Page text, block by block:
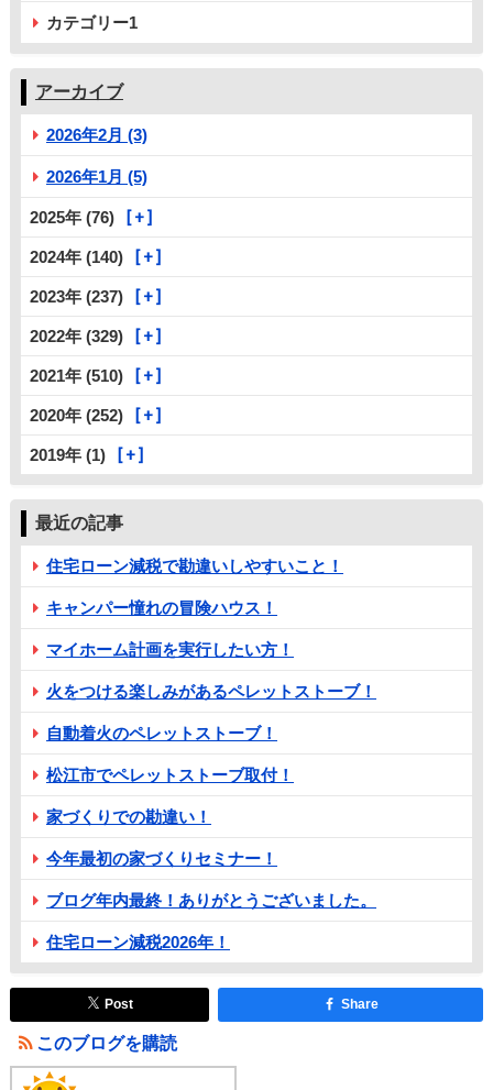
カテゴリー1
アーカイブ
2026年2月 (3)
2026年1月 (5)
2025年 (76)
2024年 (140)
2023年 (237)
2022年 (329)
2021年 (510)
2020年 (252)
2019年 (1)
最近の記事
住宅ローン減税で勘違いしやすいこと！
キャンパー憧れの冒険ハウス！
マイホーム計画を実行したい方！
火をつける楽しみがあるペレットストーブ！
自動着火のペレットストーブ！
松江市でペレットストーブ取付！
家づくりでの勘違い！
今年最初の家づくりセミナー！
ブログ年内最終！ありがとうございました。
住宅ローン減税2026年！
Post Share
このブログを購読